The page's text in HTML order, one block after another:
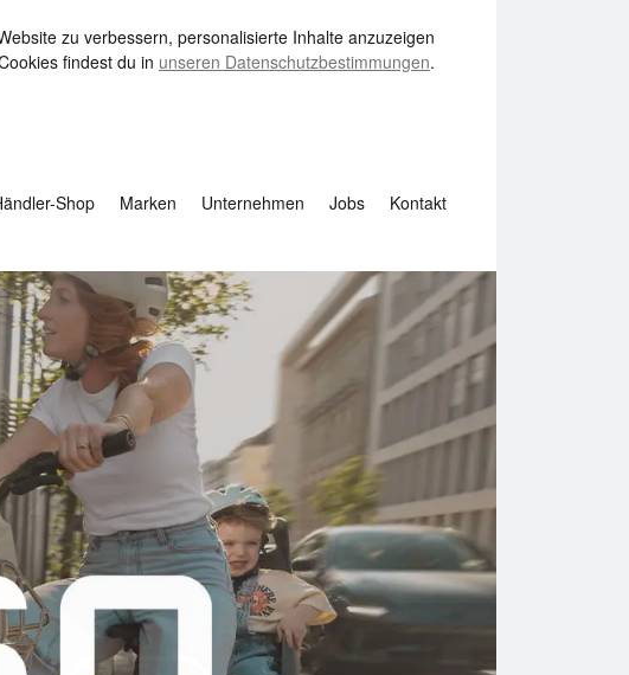
zu verbessern, personalisierte Inhalte anzuzeigen
findest du in unseren Datenschutzbestimmungen.
Shop Marken Unternehmen Jobs Kontakt